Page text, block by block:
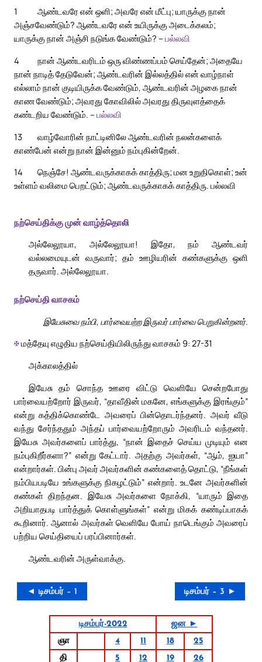
1
ஆண்டவரே என் ஒளி; அவரே என் மீட்பு; யாருக்கு நான்
அஞ்சவேண்டும்? ஆண்டவரே என் உயிருக்கு அடைக்கலம்;
யாருக்கு நான் அஞ்சி நடுங்க வேண்டும்? – பல்லவி
4
நான் ஆண்டவரிடம் ஒரு விண்ணப்பம் செய்தேன்; அதையே
நான் நாடித் தேடுவேன்; ஆண்டவரின் இல்லத்தில் என் வாழ்நாள்
எல்லாம் நான் குடியிருக்க வேண்டும், ஆண்டவரின் அழகை நான்
காண வேண்டும்; அவரது கோவிலில் அவரது திருவுளத்தைக்
கண்டறிய வேண்டும். – பல்லவி
13
வாழ்வோரின் நாட்டினிலே ஆண்டவரின் நலன்களைக்
காண்பேன் என்று நான் இன்னும் நம்புகின்றேன்.
14
நெஞ்சே! ஆண்டவருக்காகக் காத்திரு; மன உறுதிகொள்; உன்
உள்ளம் வலிமை பெறட்டும்; ஆண்டவருக்காகக் காத்திரு. பல்லவி
நற்செய்திக்கு முன் வாழ்த்தொலி
அல்லேலூயா, அல்லேலூயா! இதோ, நம் ஆண்டவர்
வல்லமையுடன் வருவார்; தம் ஊழியரின் கண்களுக்கு ஒளி
தருவார். அல்லேலூயா.
நற்செய்தி வாசகம்
இயேசுவை நம்பி, பார்வையற்ற இருவர் பார்வை பெறுகின்றனர்.
✠மத்தேயு எழுதிய நற்செய்தியிலிருந்து வாசகம் 9: 27-31
அக்காலத்தில்
இயேசு தம் சொந்த ஊரை விட்டு வெளியே சென்றபோது
பார்வையற்றோர் இருவர், “தாவீதின் மகனே, எங்களுக்கு இரங்கும்”
என்று கத்திக்கொண்டே அவரைப் பின்தொடர்ந்தனர். அவர் வீடு
வந்து சேர்ந்ததும் அந்தப் பார்வையற்றோரும் அவரிடம் வந்தனர்.
இயேசு அவர்களைப் பார்த்து, “நான் இதைச் செய்ய முடியும் என
நம்புகிறீர்களா?” என்று கேட்டார். அதற்கு அவர்கள், “ஆம், ஐயா”
என்றார்கள். பின்பு அவர் அவர்களின் கண்களைத் தொட்டு, “நீங்கள்
நம்பியபடியே உங்களுக்கு நிகழட்டும்” என்றார். உடனே அவர்களின்
கண்கள் திறந்தன. இயேசு அவர்களை நோக்கி, “யாரும் இதை
அறியாதபடி பார்த்துக் கொள்ளுங்கள்” என்று மிகக் கண்டிப்பாகக்
கூறினார். ஆனால் அவர்கள் வெளியே போய் நாடெங்கும் அவரைப்
பற்றிய செய்தியைப் பரப்பினார்கள்.
ஆண்டவரின் அருள்வாக்கு.
◄ டிசம்பர் – 1 டிசம்பர் – 3 ►
டிசம்பர்-2022
ஜன ►
ஞா
4 11 18
25
தி
5 12 19 26